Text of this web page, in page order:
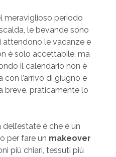
meraviglioso periodo
le bevande sono
attendono le vacanze e
è solo accettabile, ma
il calendario non è
l’arrivo di giugno e
breve, praticamente lo
è che è un
per fare un makeover
più chiari, tessuti più